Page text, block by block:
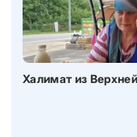
Халимат из